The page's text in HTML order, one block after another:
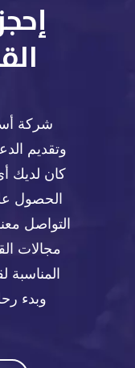
شركة
وتقديم
كان لديك
الحصول
التواصل
مجالات
وبدء